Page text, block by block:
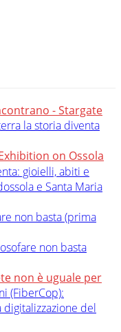
- Stargate
la storia diventa
on Ossola
gioielli, abiti e
e Santa Maria
non basta (prima
non basta
non è uguale per
(FiberCop):
del